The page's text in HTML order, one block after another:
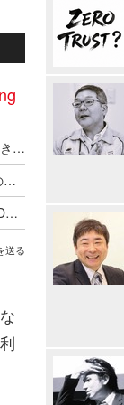
高止まりのフィッシング＆スミッシング、引き続きの対策推進とテイクダウンによるカウンターパンチ ～ JPAAWG 8th General Meeting レポート #04
正しいメールなのに正しく届かない！ 当たり前のようで知られていないその理由とは？ JPAAWG 8th General Meeting レポート #03
モバイル 4 社が呼びかけ フィッシングメールは DMARC だけではなくならない 今だからこそ見直したい SPF の設定不備 ～ JPAAWG 8th General Meeting レポート #02
送る